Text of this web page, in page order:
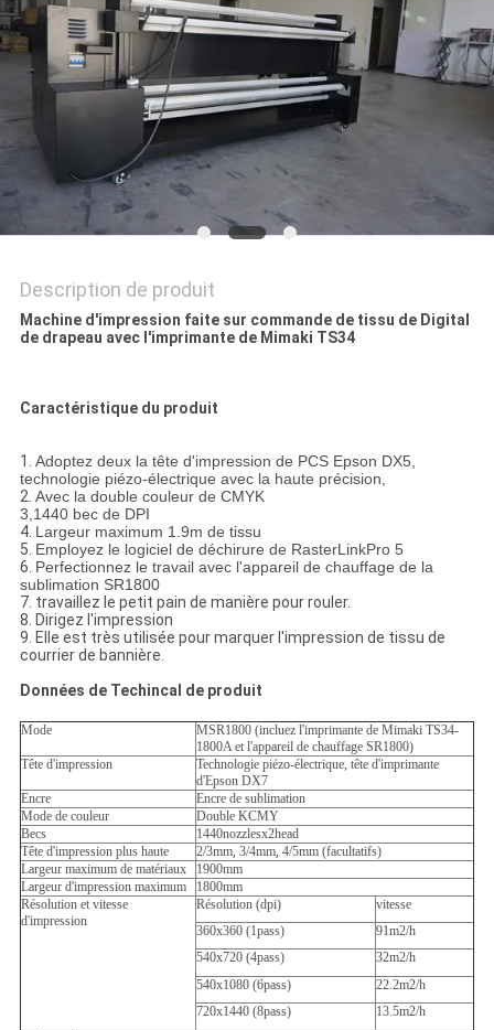
COMPANY
NEWS
PLAN
DU
SITE
POLITIQUE
DE
Description de produit
Machine d'impression faite sur commande de tissu de Digital
de drapeau avec l'imprimante de Mimaki TS34
Caractéristique du produit
1. Adoptez deux la tête d'impression de PCS Epson DX5,
technologie piézo-électrique avec la haute précision,
2. Avec la double couleur de CMYK
3,1440 bec de DPI
4. Largeur maximum 1.9m de tissu
5. Employez le logiciel de déchirure de RasterLinkPro 5
6. Perfectionnez le travail avec l'appareil de chauffage de la
sublimation SR1800
7. travaillez le petit pain de manière pour rouler.
8. Dirigez l'impression
9. Elle est très utilisée pour marquer l'impression de tissu de
courrier de bannière.
Données de Techincal de produit
Mode
MSR1800 (incluez l'imprimante de Mimaki TS34-
1800A et l'appareil de chauffage SR1800)
Tête d'impression
Technologie piézo-électrique, tête d'imprimante
d'Epson DX7
Encre
Encre de sublimation
Mode de couleur
Double KCMY
Becs
1440nozzlesx2head
Tête d'impression plus haute
2/3mm, 3/4mm, 4/5mm (facultatifs)
Largeur maximum de matériaux
1900mm
Largeur d'impression maximum
1800mm
Résolution et vitesse
d'impression
Résolution (dpi)
vitesse
360x360 (1pass)
91m2/h
540x720 (4pass)
32m2/h
540x1080 (6pass)
22.2m2/h
720x1440 (8pass)
13.5m2/h